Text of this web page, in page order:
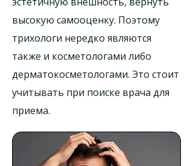
высокую самооценку. Поэтому
трихологи нередко являются
также и косметологами либо
дерматокосметологами. Это стоит
учитывать при поиске врача для
приема.